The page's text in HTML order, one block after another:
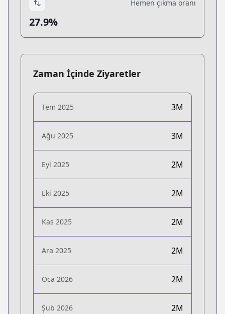
Hemen çıkma oranı
27.9%
Zaman İçinde Ziyaretler
Tem 2025 3M
Ağu 2025 3M
Eyl 2025 2M
Eki 2025 2M
Kas 2025 2M
Ara 2025 2M
Oca 2026 2M
Şub 2026 2M